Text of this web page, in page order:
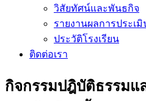
วิสัยทัศน์และพันธกิจ
รายงานผลการประเ
ประวัติโรงเรียน
ติดต่อเรา
กิจกรรมปฎิบัติธรรมแ